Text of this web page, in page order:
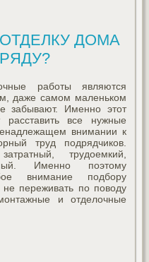
ДОМА
работы являются
даже самом маленьком
забывают. Именно этот
расставить все нужные
внимании к
труд подрядчиков.
трудоемкий,
Именно поэтому
внимание подбору
переживать по поводу
и отделочные